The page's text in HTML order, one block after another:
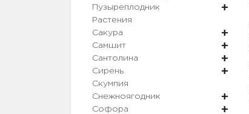
Пузыреплодник
Растения
Сакура
Самшит
Сантолина
Сирень
Скумпия
Снежноягодник
Софора